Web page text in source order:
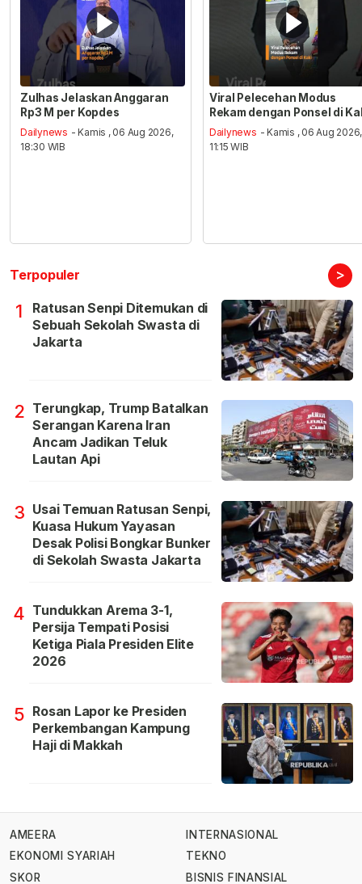
Zulhas Jelaskan Anggaran
Rp3 M per Kopdes
Dailynews - Kamis , 06 Aug 2026,
18:30 WIB
Viral Pelecehan Modus
Rekam dengan Ponsel di
Dailynews - Kamis , 06 Aug 2026,
11:15 WIB
Terpopuler >
1
Ratusan Senpi Ditemukan di
Sebuah Sekolah Swasta di
Jakarta
2 Terungkap, Trump Batalkan
Serangan Karena Iran
Ancam Jadikan Teluk
Lautan Api
3 Usai Temuan Ratusan Senpi,
Kuasa Hukum Yayasan
Desak Polisi Bongkar Bunker
di Sekolah Swasta Jakarta
4 Tundukkan Arema 3-1,
Persija Tempati Posisi
Ketiga Piala Presiden Elite
2026
5 Rosan Lapor ke Presiden
Perkembangan Kampung
Haji di Makkah
AMEERA
EKONOMI SYARIAH
SKOR
INTERNASIONAL
TEKNO
BISNIS FINANSIAL